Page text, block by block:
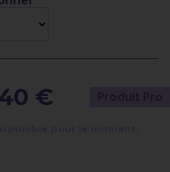
pas d'ammoniaque, ce qui
aux pigments de coloration de
fibre capillaire pour une couleur
€